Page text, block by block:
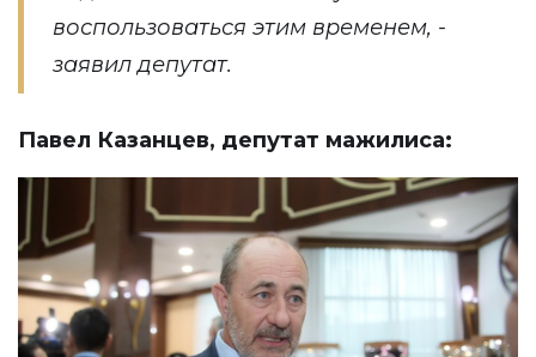
воспользоваться этим временем, -
заявил депутат.
Павел Казанцев, депутат мажилиса: